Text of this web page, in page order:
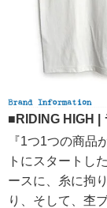
■RIDING HIGH |
『1つ1つの商品
トにスタートし
ースに、糸に拘
り、そして、杢